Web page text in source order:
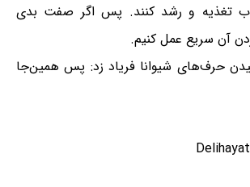
تغذیه و رشد کنند. پس اگر صفت بدی
آن سریع عمل کنیم.
حرف‌های شیوانا فریاد زد: پس همین‌جا